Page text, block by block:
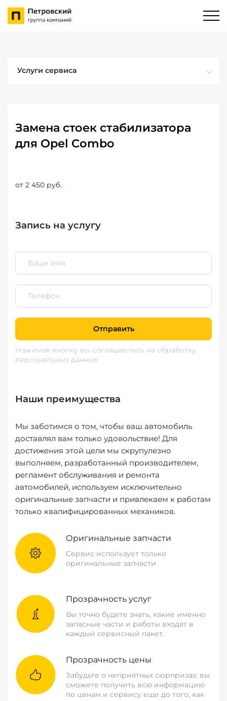
Услуги сервиса
Замена стоек стабилизатора
для Opel Combo
от 2 450 руб.
Запись на услугу
Отправить
Нажимая кнопку вы соглашаетесь на обработку
персональных данных
Наши преимущества
Мы заботимся о том, чтобы ваш автомобиль
доставлял вам только удовольствие! Для
достижения этой цели мы скрупулезно
выполняем, разработанный производителем,
регламент обслуживания и ремонта
автомобилей, используем исключительно
оригинальные запчасти и привлекаем к работам
только квалифицированных механиков.
Оригинальные запчасти
Сервис использует только
оригинальные запчасти
Прозрачность услуг
Вы точно будете знать, какие именно
запасные части и работы входят в
каждый сервисный пакет.
Прозрачность цены
Забудьте о неприятных сюрпризах: вы
сможете получить всю информацию
по ценам и сервису еще до того, как